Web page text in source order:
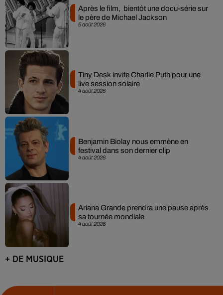
5 août 2026
Après le film, bientôt une docu-série sur
le père de Michael Jackson
4 août 2026
Tiny Desk invite Charlie Puth pour une
live session solaire
4 août 2026
Benjamin Biolay nous emmène en
festival dans son dernier clip
4 août 2026
Ariana Grande prendra une pause après
sa tournée mondiale
+ DE MUSIQUE